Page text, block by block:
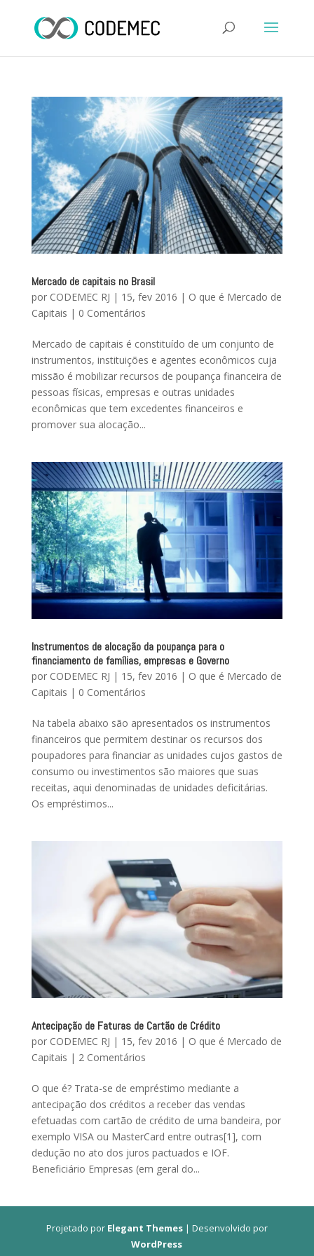
Mercado de capitais no Brasil
por CODEMEC RJ | 15, fev 2016 | O que é Mercado de
Capitais | 0 Comentários
Mercado de capitais é constituído de um conjunto de
instrumentos, instituições e agentes econômicos cuja
missão é mobilizar recursos de poupança financeira de
pessoas físicas, empresas e outras unidades
econômicas que tem excedentes financeiros e
promover sua alocação...
Instrumentos de alocação da poupança para o
financiamento de famílias, empresas e Governo
por CODEMEC RJ | 15, fev 2016 | O que é Mercado de
Capitais | 0 Comentários
Na tabela abaixo são apresentados os instrumentos
financeiros que permitem destinar os recursos dos
poupadores para financiar as unidades cujos gastos de
consumo ou investimentos são maiores que suas
receitas, aqui denominadas de unidades deficitárias.
Os empréstimos...
Antecipação de Faturas de Cartão de Crédito
por CODEMEC RJ | 15, fev 2016 | O que é Mercado de
Capitais | 2 Comentários
O que é? Trata-se de empréstimo mediante a
antecipação dos créditos a receber das vendas
efetuadas com cartão de crédito de uma bandeira, por
exemplo VISA ou MasterCard entre outras[1], com
dedução no ato dos juros pactuados e IOF.
Beneficiário Empresas (em geral do...
Projetado por Elegant Themes| Desenvolvido por
WordPress